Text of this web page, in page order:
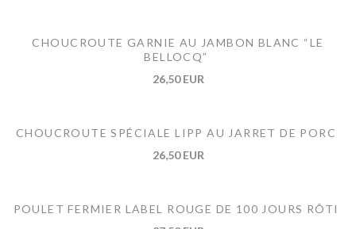
CHOUCROUTE GARNIE AU JAMBON BLANC “LE
BELLOCQ”
26,50 EUR
CHOUCROUTE SPÉCIALE LIPP AU JARRET DE PORC
26,50 EUR
POULET FERMIER LABEL ROUGE DE 100 JOURS RÔTI